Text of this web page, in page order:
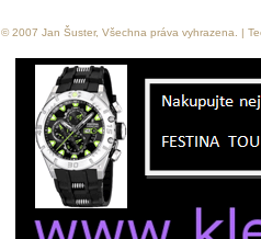
© 2007 Jan Šuster, Všechna práva vyhrazena. |